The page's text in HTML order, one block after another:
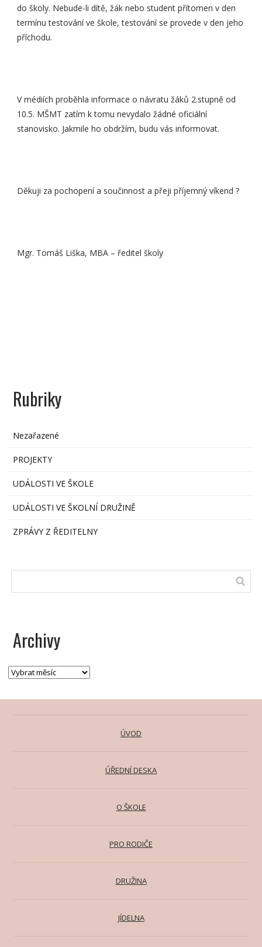
do školy. Nebude-li dítě, žák nebo student přítomen v den
termínu testování ve škole, testování se provede v den jeho
příchodu.
V médiích proběhla informace o návratu žáků 2.stupně od
10.5. MŠMT zatím k tomu nevydalo žádné oficiální
stanovisko. Jakmile ho obdržím, budu vás informovat.
Děkuji za pochopení a součinnost a přeji příjemný víkend ?
Mgr. Tomáš Liška, MBA – ředitel školy
Rubriky
Nezařazené
PROJEKTY
UDÁLOSTI VE ŠKOLE
UDÁLOSTI VE ŠKOLNÍ DRUŽINĚ
ZPRÁVY Z ŘEDITELNY
Archivy
ÚVOD
ÚŘEDNÍ DESKA
O ŠKOLE
PRO RODIČE
DRUŽINA
JÍDELNA